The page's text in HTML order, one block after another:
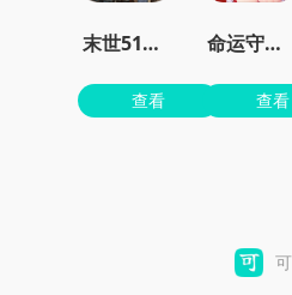
末世51号地堡
查看
命运守护战歌手游
查看